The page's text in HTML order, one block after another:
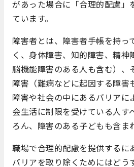
があった場合に「合理的配慮」
ています。
障害者とは、障害者手帳を持っ
く、身体障害、知的障害、精神
脳機能障害のある人も含む）、
障害（難病などに起因する障害
障害や社会の中にあるバリアに
会生活に制限を受けている人す
ろん、障害のある子どもも含ま
職場で合理的配慮を提供するに
バリアを取り除くためにはどう